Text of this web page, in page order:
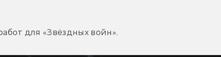
для «Звёздных войн».